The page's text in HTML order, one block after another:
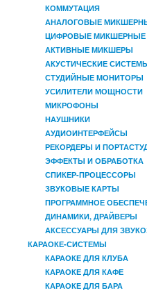
КОММУТАЦИЯ
АНАЛОГОВЫЕ
ЦИФРОВЫЕ МИКШЕРНЫЕ
АКТИВНЫЕ МИКШЕРЫ
АКУСТИЧЕСКИЕ
СТУДИЙНЫЕ МОНИТОРЫ
УСИЛИТЕЛИ МОЩНОСТИ
МИКРОФОНЫ
НАУШНИКИ
АУДИОИНТЕРФЕЙСЫ
РЕКОРДЕРЫ И
ЭФФЕКТЫ И ОБРАБОТКА
СПИКЕР-ПРОЦЕССОРЫ
ЗВУКОВЫЕ КАРТЫ
ПРОГРАММНОЕ
ДИНАМИКИ, ДРАЙВЕРЫ
АКСЕССУАРЫ ДЛЯ
КАРАОКЕ-СИСТЕМЫ
КАРАОКЕ ДЛЯ КЛУБА
КАРАОКЕ ДЛЯ КАФЕ
КАРАОКЕ ДЛЯ БАРА